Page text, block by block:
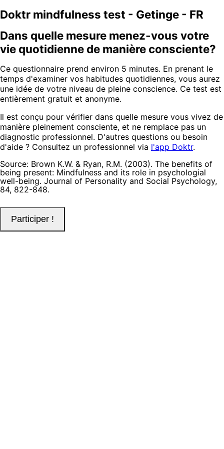
Doktr mindfulness test - Getinge - FR
Dans quelle mesure menez-vous votre
vie quotidienne de manière consciente?
Ce questionnaire prend environ 5 minutes. En prenant le
temps d'examiner vos habitudes quotidiennes, vous aurez
une idée de votre niveau de pleine conscience. Ce test est
entièrement gratuit et anonyme.
Il est conçu pour vérifier dans quelle mesure vous vivez de
manière pleinement consciente, et ne remplace pas un
diagnostic professionnel. D'autres questions ou besoin
d'aide ? Consultez un professionnel via l'app Doktr.
Source: Brown K.W. & Ryan, R.M. (2003). The benefits of
being present: Mindfulness and its role in psychologial
well-being. Journal of Personality and Social Psychology,
84, 822-848.